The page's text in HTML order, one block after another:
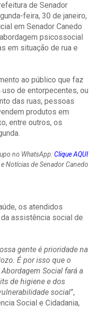
de Senador
feira, 30 de janeiro,
em Senador Canedo
psicossocial
em situação de rua e
ao público que faz
de entorpecentes, ou
das ruas, pessoas
produtos em
entre outros, os
no WhatsApp:Clique AQUI
Notícias de Senador Canedo
os atendidos
assistência social de
gente é prioridade na
É por isso que o
Social fará a
de higiene e dos
social”,
Social e Cidadania,